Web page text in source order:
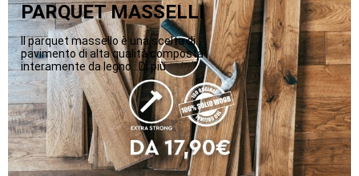
PARQUET MASSELLI
Il parquet massello è una scelta di
pavimento di alta qualità composta
interamente da legno...Di più